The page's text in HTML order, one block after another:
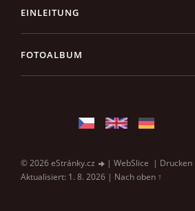
EINLEITUNG
FOTOALBUM
© 2026 eStránky.cz | WebSlice | Drucken
Aktualisiert: 1. 8. 2026 | Nach oben ↑